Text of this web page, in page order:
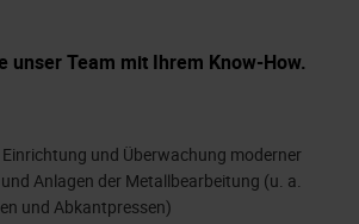
unser Team mit Ihrem Know-How.
Einrichtung und Überwachung moderner
Anlagen der Metallbearbeitung (u. a.
und Abkantpressen)